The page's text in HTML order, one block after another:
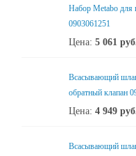
Набор Metabo для
0903061251
Цена: 5 061
Всасывающий
обратный клапан
Цена: 4 949
Всасывающий